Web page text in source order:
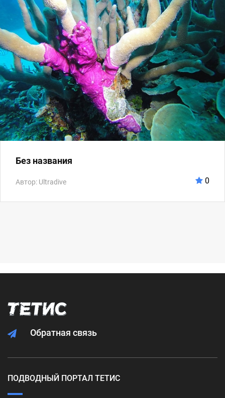
Без названия
Автор: Ultradive 0
Обратная связь
ПОДВОДНЫЙ ПОРТАЛ ТЕТИС